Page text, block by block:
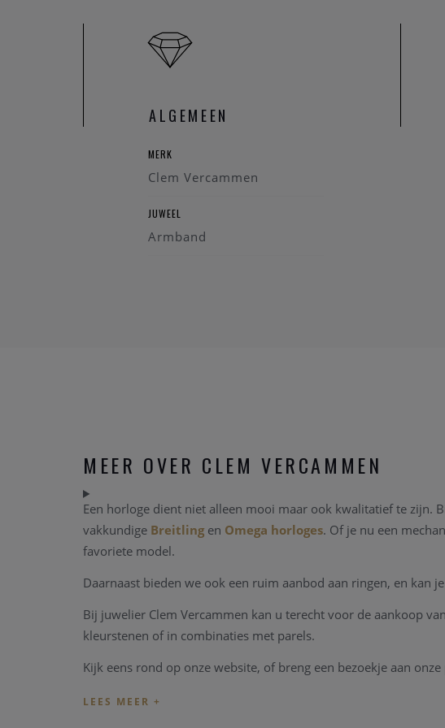
ALGEMEEN
MERK
Clem Vercammen
JUWEEL
Armband
MEER OVER CLEM VERCAMMEN
Een horloge dient niet alleen mooi maar ook kwalitatief te zijn.
vakkundige Breitling en Omega horloges. Of je nu een
favoriete model.
Daarnaast bieden we ook een ruim aanbod aan ringen, en kan
Bij juwelier Clem Vercammen kan u terecht voor de aankoop
kleurstenen of in combinaties met parels.
Kijk eens rond op onze website, of breng een bezoekje aan